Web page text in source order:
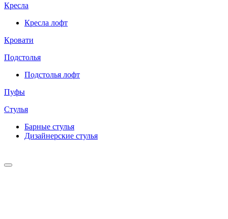
Кресла
Кресла лофт
Кровати
Подстолья
Подстолья лофт
Пуфы
Стулья
Барные cтулья
Дизайнерские cтулья